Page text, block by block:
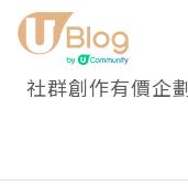
社群創作有價企